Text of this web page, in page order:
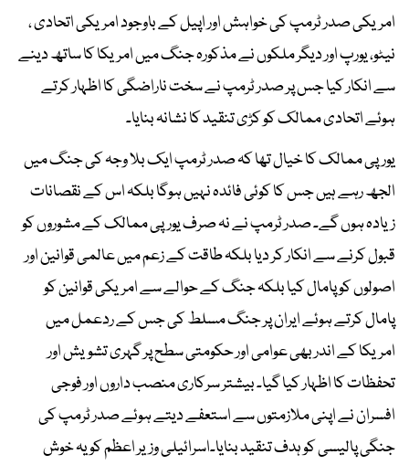
امریکی صدر ٹرمپ کی خواہش اور اپیل کے باوجود امریکی اتحادی ،
نیٹو، یورپ اور دیگر ملکوں نے مذکورہ جنگ میں امریکا کا ساتھ دینے
سے انکار کیا جس پر صدر ٹرمپ نے سخت ناراضگی کا اظہار کرتے
ہوئے اتحادی ممالک کو کڑی تنقید کا نشانہ بنایا۔
یورپی ممالک کا خیال تھا کہ صدر ٹرمپ ایک بلا وجہ کی جنگ میں
الجھ رہے ہیں جس کا کوئی فائدہ نہیں ہوگا بلکہ اس کے نقصانات
زیادہ ہوں گے۔ صدر ٹرمپ نے نہ صرف یورپی ممالک کے مشوروں کو
قبول کرنے سے انکار کر دیا بلکہ طاقت کے زعم میں عالمی قوانین اور
اصولوں کو پامال کیا بلکہ جنگ کے حوالے سے امریکی قوانین کو
پامال کرتے ہوئے ایران پر جنگ مسلط کی جس کے ردعمل میں
امریکا کے اندر بھی عوامی اور حکومتی سطح پر گہری تشویش اور
تحفظات کا اظہار کیا گیا۔ بیشتر سرکاری منصب داروں اور فوجی
افسران نے اپنی ملازمتوں سے استعفے دیتے ہوئے صدر ٹرمپ کی
جنگی پالیسی کو ہدف تنقید بنایا۔اسرائیلی وزیر اعظم کو یہ خوش